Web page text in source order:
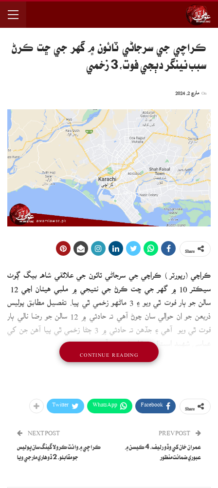
ڪراچي جي سرجاڻي ٽائون ۾ گهر جي ڇت ڪرڻ
سبب نينگر دٻجي فوت،3 زخمي
مارچ 2, 2024
ڪراچي (رپورٽر ) ڪراچي جي سرجاڻي ٽائون جي علائقي شاھ بيگ ڳوٺ
سالن جو ٻار فوت ٿي ويو ۽ 3 ماڻھو زخمي ٿي پيا. تفصيل مطابق پوليس
ذريعن جو ان حوالي سان چوڻ آهي ته حادثي ۾ 12 سالن جو رضا نالي ٻار
فوت ٿي ويو آهي ۽ جڏهن ته حادثي ۾ 3 ڄڻا زخمي ٿي پيا آهن جن کي
عباسي شھيد اسپتال منتقل ڪيو ويو آهي.
Facebook
WhatsApp
Twitter
عمران خان کي وڏو رليف، 4 ڪيسن ۾
عبوري ضمانت منظور
NEXT POST
ڪراچي ۾ وائٽ ڪرولا گينگ سان پوليس
جو مقابلو، 2 ڏوهاري مارجي ويا